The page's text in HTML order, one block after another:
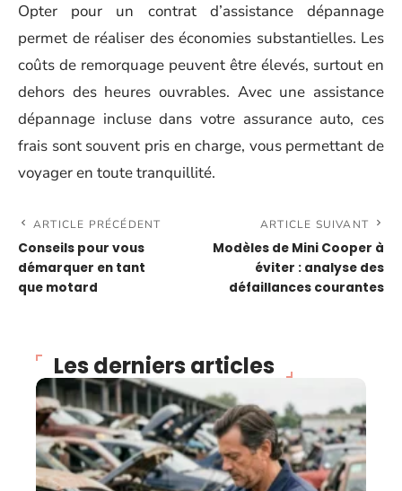
Opter pour un contrat d’assistance dépannage
permet de réaliser des économies substantielles. Les
coûts de remorquage peuvent être élevés, surtout en
dehors des heures ouvrables. Avec une assistance
dépannage incluse dans votre assurance auto, ces
frais sont souvent pris en charge, vous permettant de
voyager en toute tranquillité.
ARTICLE PRÉCÉDENT
Conseils pour vous
démarquer en tant
que motard
ARTICLE SUIVANT
Modèles de Mini Cooper à
éviter : analyse des
défaillances courantes
Les derniers articles